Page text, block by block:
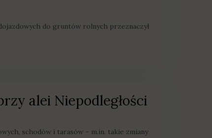
do gruntów rolnych przeznaczył
alei Niepodległości
schodów i tarasów – m.in. takie zmiany